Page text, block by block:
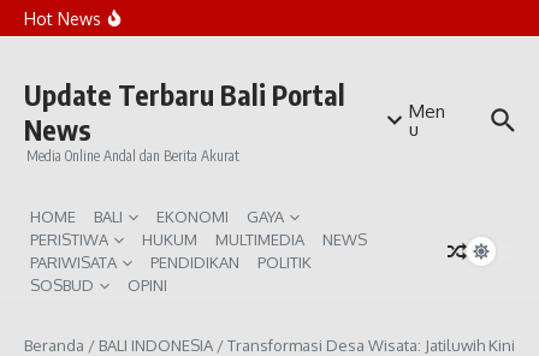
Lewati ke konten
Hot News
Penanaman Ribuan Mangrove di Teluk Benoa
Update Terbaru Bali Portal
News
Media Online Andal dan Berita Akurat
Men
u
HOME BALI EKONOMI
GAYA
PERISTIWA
HUKUM MULTIMEDIA
NEWS
PARIWISATA
PENDIDIKAN
POLITIK
SOSBUD
OPINI
Beranda / BALI INDONESIA /Transformasi Desa Wisata: Jatiluwih Kini